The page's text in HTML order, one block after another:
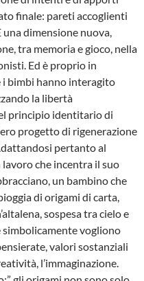
finale: pareti accoglienti
dimensione nuova,
tra memoria e gioco, nella
Ed è proprio in
i bimbi hanno interagito
la libertà
principio identitario di
progetto di rigenerazione
pertanto al
che incentra il suo
un bambino che
di origami di carta,
sospesa tra cielo e
vogliono
valori sostanziali
l’immaginazione.